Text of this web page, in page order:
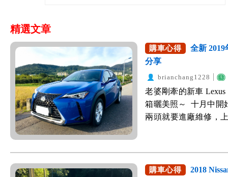
精選文章
購車心得
全新
分享
brianchang1228
老婆剛牽的新車
箱曬美照～ ​十月中開
兩頭就要進廠維修，
也是一等一。後來看
GA-C平台(Toyota稱
購車心得 2018